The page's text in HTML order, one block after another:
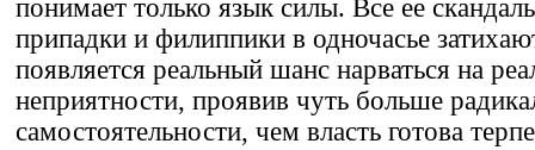
понимает только язык силы. Все ее
припадки и филиппики в одночасье
появляется реальный шанс нарваться на
неприятности, проявив чуть больше
самостоятельности, чем власть готова